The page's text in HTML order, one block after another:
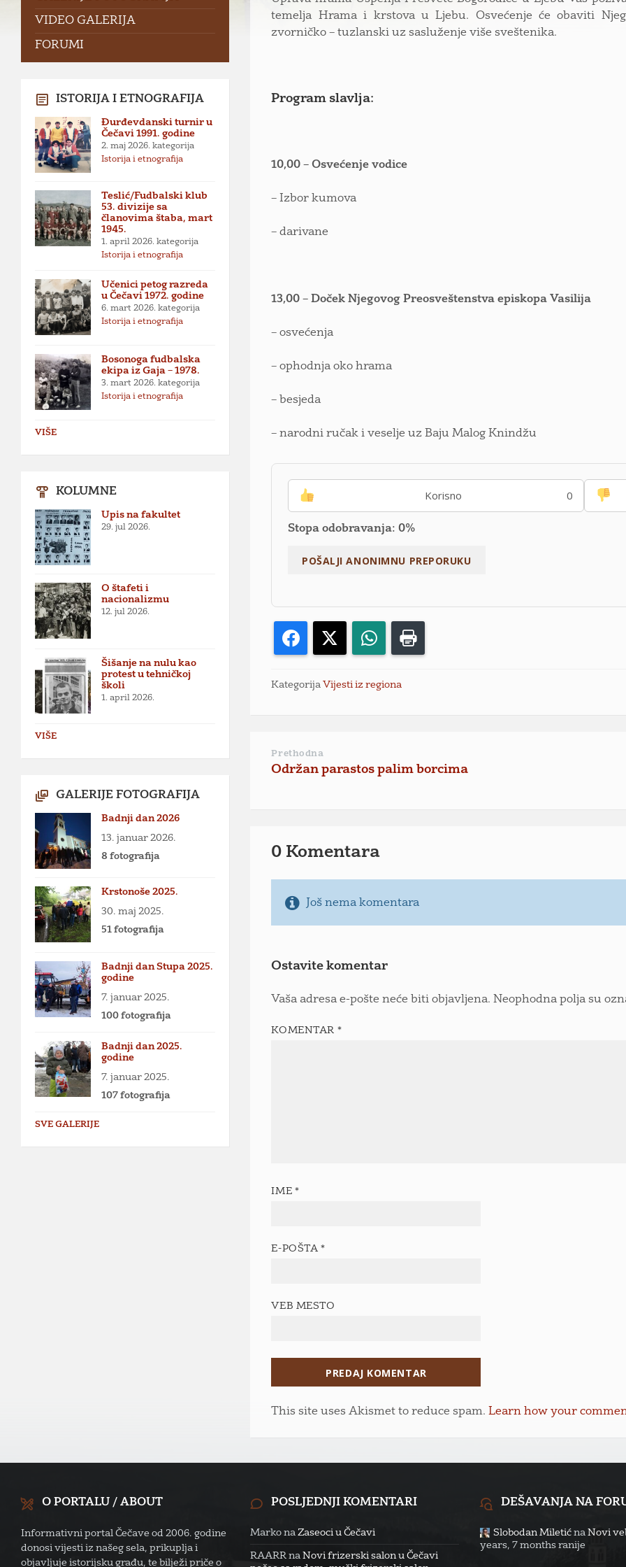
temelja Hrama i krstova u Ljebu. Osvećenje će obaviti
zvorničko – tuzlanski uz sasluženje više sveštenika.
Program slavlja:
10,00 – Osvećenje vodice
– Izbor kumova
– darivane
13,00 – Doček Njegovog Preosveštenstva episkopa Vasilija
– osvećenja
– ophodnja oko hrama
– besjeda
– narodni ručak i veselje uz Baju Malog Knindžu
Korisno 0
Stopa odobravanja: 0%
Facebook WhatsApp
Kategorija Vijesti iz regiona
Prethodna
Održan parastos palim borcima
0 Komentara
Još nema komentara
Ostavite komentar
Vaša adresa e-pošte neće biti objavljena. Neophodna polja su
KOMENTAR *
IME *
E-POŠTA *
VEB MESTO
This site uses Akismet to reduce spam.Learn how your
VIDEO GALERIJA
FORUMI
ISTORIJA I ETNOGRAFIJA
Đurđevdanski turnir u
Čečavi 1991. godine
2. maj 2026. kategorija
Istorija i etnografija
Teslić/Fudbalski klub
53. divizije sa
članovima štaba, mart
1945.
1. april 2026. kategorija
Istorija i etnografija
Učenici petog razreda
u Čečavi 1972. godine
6. mart 2026. kategorija
Istorija i etnografija
Bosonoga fudbalska
ekipa iz Gaja – 1978.
3. mart 2026. kategorija
Istorija i etnografija
VIŠE
KOLUMNE
Upis na fakultet
29. jul 2026.
O štafeti i
nacionalizmu
12. jul 2026.
Šišanje na nulu kao
protest u tehničkoj
školi
1. april 2026.
VIŠE
GALERIJE FOTOGRAFIJA
Badnji dan 2026
13. januar 2026.
8 fotografija
Krstonoše 2025.
30. maj 2025.
51 fotografija
Badnji dan Stupa 2025.
godine
7. januar 2025.
100 fotografija
Badnji dan 2025.
godine
7. januar 2025.
107 fotografija
SVE GALERIJE
O PORTALU / ABOUT
Informativni portal Čečave od 2006. godine
donosi vijesti iz našeg sela, prikuplja i
objavljuje istorijsku građu, te bilježi priče o
POSLJEDNJI KOMENTARI
Marko naZaseoci u Čečavi
RAARR naNovi frizerski salon u Čečavi
DEŠAVANJA NA
Slobodan Miletićna Novi
years, 7 months ranije